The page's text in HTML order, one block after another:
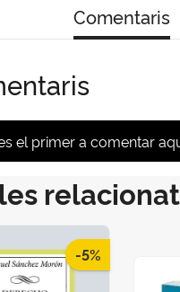
Comentaris
el primer a comentar
-5%